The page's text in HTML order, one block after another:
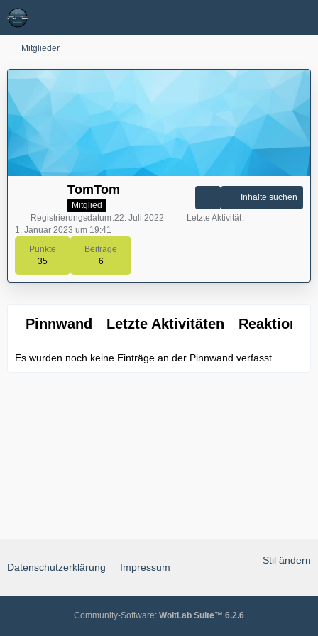
Mitglieder
TomTom
Mitglied
Punkte
35
Beiträge
6
Inhalte suchen
Registrierungsdatum 22. Juli 2022
Letzte Aktivität
1. Januar 2023 um 19:41
Pinnwand Letzte Aktivitäten Reaktionen
Es wurden noch keine Einträge an der Pinnwand verfasst.
Stil ändern
Datenschutzerklärung Impressum
Community-Software: WoltLab Suite™ 6.2.6